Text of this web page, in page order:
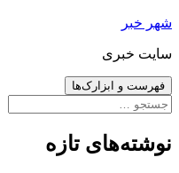
رفتن
نوشته‌ها
شهر خبر
سایت خبری
فهرست و ابزارک‌ها
جستجو
نوشته‌های تازه